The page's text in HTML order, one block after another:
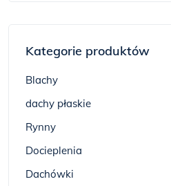
Kategorie produktów
Blachy
dachy płaskie
Rynny
Docieplenia
Dachówki